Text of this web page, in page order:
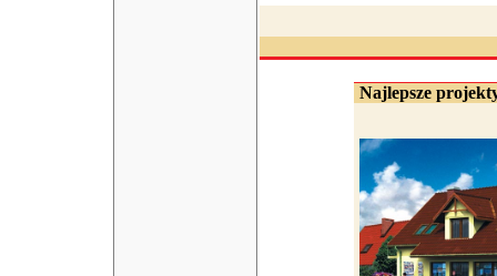
Najlepsze